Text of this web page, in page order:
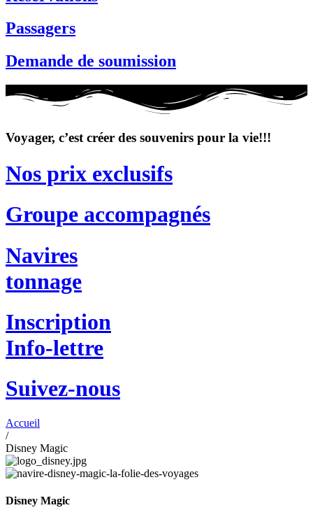
Passagers
Demande de soumission
Voyager, c’est créer des souvenirs pour la vie!!!
Nos prix exclusifs
Groupe accompagnés
Navires
tonnage
Inscription
Info-lettre
Suivez-nous
Accueil
/
Disney Magic
Disney Magic